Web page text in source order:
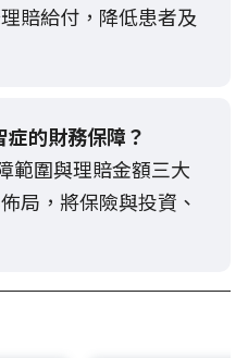
賠給付，降低患者及
的財務保障？
範圍與理賠金額三大
局，將保險與投資、